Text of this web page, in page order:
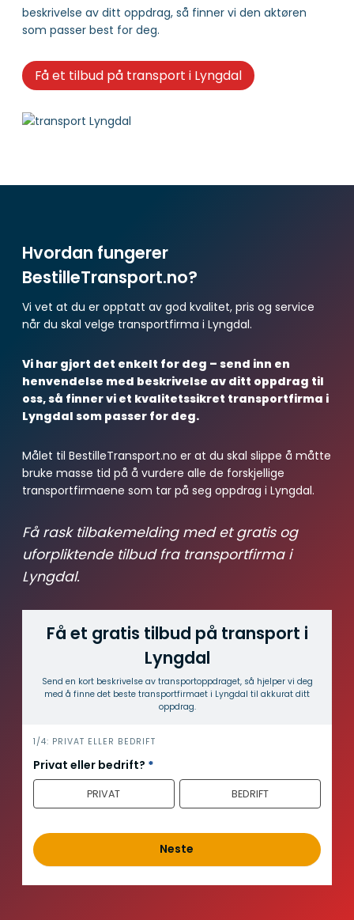
beskrivelse av ditt oppdrag, så finner vi den aktøren
som passer best for deg.
Få et tilbud på transport i Lyngdal
Hvordan fungerer
BestilleTransport.no?
Vi vet at du er opptatt av god kvalitet, pris og service
når du skal velge transportfirma i Lyngdal.
Vi har gjort det enkelt for deg – send inn en
henvendelse med beskrivelse av ditt oppdrag til
oss, så finner vi et kvalitetssikret transportfirma i
Lyngdal som passer for deg.
Målet til BestilleTransport.no er at du skal slippe å måtte
bruke masse tid på å vurdere alle de forskjellige
transportfirmaene som tar på seg oppdrag i Lyngdal.
Få rask tilbakemelding med et gratis og
uforpliktende tilbud fra transportfirma i
Lyngdal.
Få et gratis tilbud på transport i
Lyngdal
Send en kort beskrivelse av transport­oppdraget, så hjelper vi deg
med å finne det beste transport­firmaet i Lyngdal til akkurat ditt
oppdrag.
i
n
n
o
d
1/4: PRIVAT ELLER BEDRIFT
Privat eller bedrift? *
PRIVAT BEDRIFT
Neste